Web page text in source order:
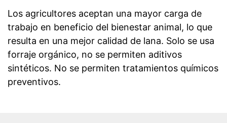
Los agricultores aceptan una mayor carga de
trabajo en beneficio del bienestar animal, lo que
resulta en una mejor calidad de lana. Solo se usa
forraje orgánico, no se permiten aditivos
sintéticos. No se permiten tratamientos químicos
preventivos.